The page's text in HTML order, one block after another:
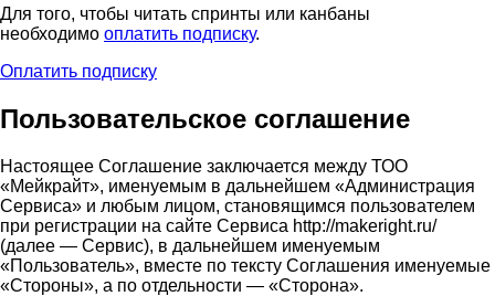
Для того, чтобы читать спринты или канбаны
необходимо оплатить подписку.
Оплатить подписку
Пользовательское соглашение
Настоящее Соглашение заключается между ТОО
«Мейкрайт», именуемым в дальнейшем «Администрация
Сервиса» и любым лицом, становящимся пользователем
при регистрации на сайте Сервиса http://makeright.ru/
(далее — Сервис), в дальнейшем именуемым
«Пользователь», вместе по тексту Соглашения именуемые
«Стороны», а по отдельности — «Сторона».